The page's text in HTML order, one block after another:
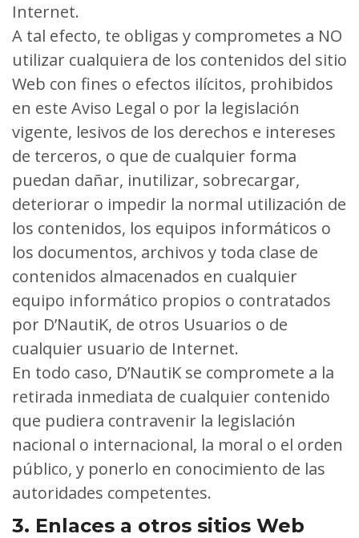
Internet.
A tal efecto, te obligas y comprometes a NO
utilizar cualquiera de los contenidos del sitio
Web con fines o efectos ilícitos, prohibidos
en este Aviso Legal o por la legislación
vigente, lesivos de los derechos e intereses
de terceros, o que de cualquier forma
puedan dañar, inutilizar, sobrecargar,
deteriorar o impedir la normal utilización de
los contenidos, los equipos informáticos o
los documentos, archivos y toda clase de
contenidos almacenados en cualquier
equipo informático propios o contratados
por D’NautiK, de otros Usuarios o de
cualquier usuario de Internet.
En todo caso, D’NautiK se compromete a la
retirada inmediata de cualquier contenido
que pudiera contravenir la legislación
nacional o internacional, la moral o el orden
público, y ponerlo en conocimiento de las
autoridades competentes.
3. Enlaces a otros sitios Web